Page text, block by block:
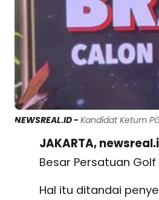
NEWSREAL.ID -Kandidat Ketum
JAKARTA,
Besar Persatuan
Hal itu ditandai